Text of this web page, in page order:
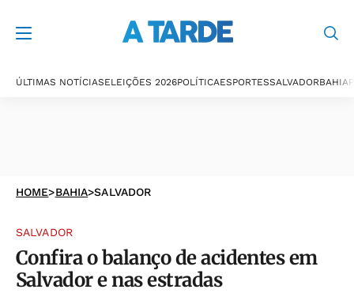
ÚLTIMAS NOTÍCIASELEIÇÕES 2026POLÍTICAESPORTESSALVADORBAHIA
HOME>BAHIA>SALVADOR
SALVADOR
Confira o balanço de acidentes em
Salvador e nas estradas